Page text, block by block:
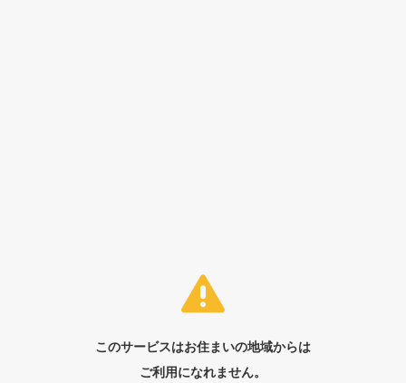
このサービスはお住まいの地域からは
ご利用になれません。